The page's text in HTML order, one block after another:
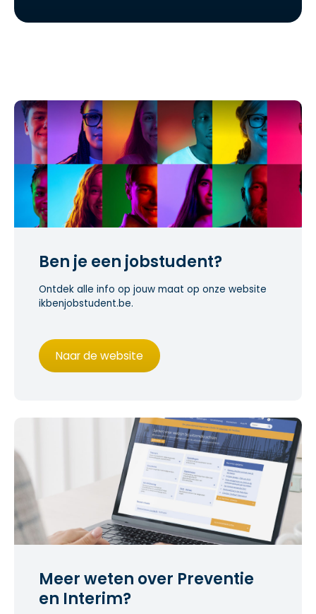
Ben je een jobstudent?
Ontdek alle info op jouw maat op onze website
ikbenjobstudent.be.
Naar de website
Meer weten over Preventie
en Interim?